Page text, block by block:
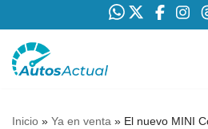
Saltar
Inicio » Ya en venta » El nuevo MINI